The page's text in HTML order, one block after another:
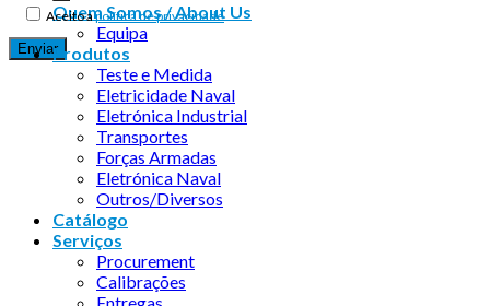
Aceito apolítica de privacidade
Quem Somos / About Us
Equipa
Produtos
Teste e Medida
Eletricidade Naval
Eletrónica Industrial
Transportes
Forças Armadas
Eletrónica Naval
Outros/Diversos
Catálogo
Serviços
Procurement
Calibrações